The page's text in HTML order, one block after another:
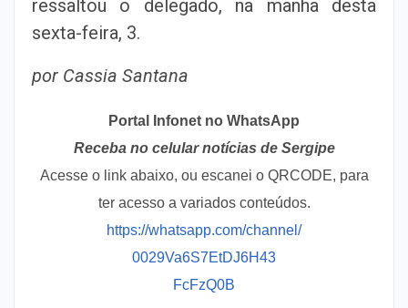
ressaltou o delegado, na manhã desta
sexta-feira, 3.
por Cassia Santana
Portal Infonet no WhatsApp
Receba no celular notícias de Sergipe
Acesse o link abaixo, ou escanei o QRCODE, para
ter acesso a variados conteúdos.
https://whatsapp.com/channel/
0029Va6S7EtDJ6H43
FcFzQ0B